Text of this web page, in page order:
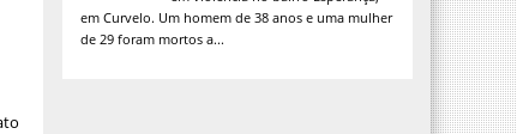
em Curvelo. Um homem de 38 anos e uma mulher
de 29 foram mortos a...